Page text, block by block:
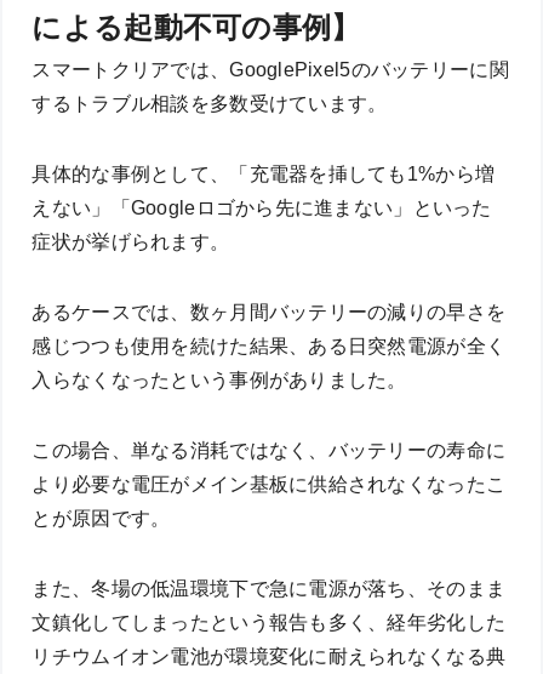
による起動不可の事例】
スマートクリアでは、GooglePixel5のバッテリーに関
するトラブル相談を多数受けています。
具体的な事例として、「充電器を挿しても1%から増
えない」「Googleロゴから先に進まない」といった
症状が挙げられます。
あるケースでは、数ヶ月間バッテリーの減りの早さを
感じつつも使用を続けた結果、ある日突然電源が全く
入らなくなったという事例がありました。
この場合、単なる消耗ではなく、バッテリーの寿命に
より必要な電圧がメイン基板に供給されなくなったこ
とが原因です。
また、冬場の低温環境下で急に電源が落ち、そのまま
文鎮化してしまったという報告も多く、経年劣化した
リチウムイオン電池が環境変化に耐えられなくなる典